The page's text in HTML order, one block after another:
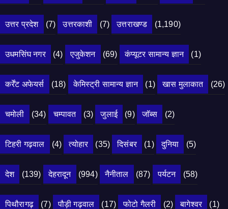
उत्तर प्रदेश (7) उत्तरकाशी (7) उत्तराखण्ड (1,190)
उधमसिंघ नगर (4) एजुकेशन (69) कंप्यूटर सामान्य ज्ञान (1)
कर्रेंट अफेयर्स (18) केमिस्ट्री सामान्य ज्ञान (1) खास मुलाकात (26)
चमोली (34) चम्पावत (3) जुलाई (9) जॉब्स (2)
टिहरी गढ़वाल (4) त्योहार (35) दिसंबर (1) दुनिया (5)
देश (139) देहरादून (994) नैनीताल (87) पर्यटन (58)
पिथौरागढ़ (7) पौड़ी गढ़वाल (17) फोटो गैलरी (2) बागेश्वर (1)